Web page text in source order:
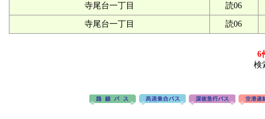
寺尾台一丁目 読06
寺尾台一丁目 読06
6
検